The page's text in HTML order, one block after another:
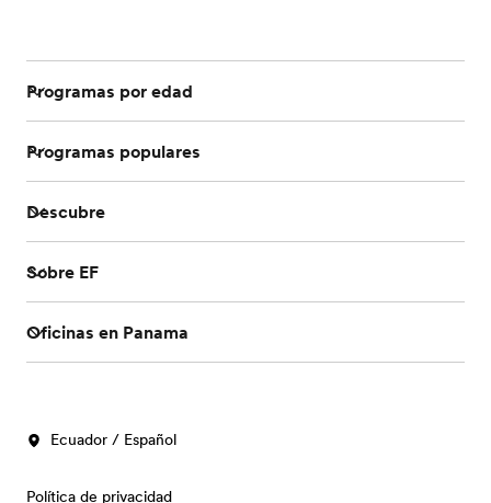
Programas por edad
Programas populares
Descubre
Sobre EF
Oficinas en Panama
Ecuador / Español
Política de privacidad